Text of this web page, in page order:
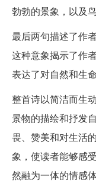
勃勃的景象，以及
最后两句描述了作
这种意象揭示了作
表达了对自然和生命
整首诗以简洁而生
景物的描绘和抒发
畏、赞美和对生活
象，使读者能够感
然融为一体的情感体